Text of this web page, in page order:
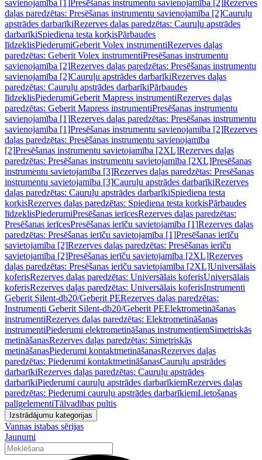
savienojamība [1]Presēšanas instrumentu savienojamība [2]Rezerves
daļas paredzētas: Presēšanas instrumentu savienojamība [2]Cauruļu
apstrādes darbarīkiRezerves daļas paredzētas: Cauruļu apstrādes
darbarīkiSpiediena testa korķisPārbaudes
līdzeklisPiederumiGeberit Volex instrumentiRezerves daļas
paredzētas: Geberit Volex instrumentiPresēšanas instrumentu
savienojamība [2]Rezerves daļas paredzētas: Presēšanas instrumentu
savienojamība [2]Cauruļu apstrādes darbarīkiRezerves daļas
paredzētas: Cauruļu apstrādes darbarīkiPārbaudes
līdzeklisPiederumiGeberit Mapress instrumentiRezerves daļas
paredzētas: Geberit Mapress instrumentiPresēšanas instrumentu
savienojamība [1]Rezerves daļas paredzētas: Presēšanas instrumentu
savienojamība [1]Presēšanas instrumentu savienojamība [2]Rezerves
daļas paredzētas: Presēšanas instrumentu savienojamība
[2]Presēšanas instrumentu savietojamība [2XL]Rezerves daļas
paredzētas: Presēšanas instrumentu savietojamība [2XL]Presēšanas
instrumentu savietojamība [3]Rezerves daļas paredzētas: Presēšanas
instrumentu savietojamība [3]Cauruļu apstrādes darbarīkiRezerves
daļas paredzētas: Cauruļu apstrādes darbarīkiSpiediena testa
korķisRezerves daļas paredzētas: Spiediena testa korķisPārbaudes
līdzeklisPiederumiPresēšanas ierīcesRezerves daļas paredzētas:
Presēšanas ierīcesPresēšanas ierīču savietojamība [1]Rezerves daļas
paredzētas: Presēšanas ierīču savietojamība [1]Presēšanas ierīču
savietojamība [2]Rezerves daļas paredzētas: Presēšanas ierīču
savietojamība [2]Presēšanas ierīču savietojamība [2XL]Rezerves
daļas paredzētas: Presēšanas ierīču savietojamība [2XL]Universālais
koferisRezerves daļas paredzētas: Universālais koferisUniversālais
koferisRezerves daļas paredzētas: Universālais koferisInstrumenti
Geberit Silent-db20/Geberit PERezerves daļas paredzētas:
Instrumenti Geberit Silent-db20/Geberit PEElektrometināšanas
instrumentiRezerves daļas paredzētas: Elektrometināšanas
instrumentiPiederumi elektrometināšanas instrumentiemSimetriskās
metināšanasRezerves daļas paredzētas: Simetriskās
metināšanasPiederumi kontaktmetināšanasRezerves daļas
paredzētas: Piederumi kontaktmetināšanasCauruļu apstrādes
darbarīkiRezerves daļas paredzētas: Cauruļu apstrādes
darbarīkiPiederumi cauruļu apstrādes darbarīkiemRezerves daļas
paredzētas: Piederumi cauruļu apstrādes darbarīkiemLietošanas
palīgelementiTālvadības pultis
Izstrādājumu kategorijas
Vannas istabas sērijas
Jaunumi